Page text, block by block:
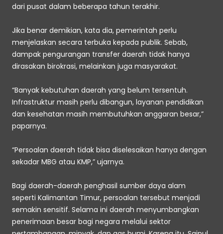
dari pusat dalam beberapa tahun terakhir.
Jika benar demikian, kata dia, pemerintah perlu
menjelaskan secara terbuka kepada publik. Sebab,
dampak pengurangan transfer daerah tidak hanya
dirasakan birokrasi, melainkan juga masyarakat.
“Banyak kebutuhan daerah yang belum tersentuh.
Infrastruktur masih perlu dibangun, layanan pendidikan
dan kesehatan masih membutuhkan anggaran besar,”
paparnya.
“Persoalan daerah tidak bisa diselesaikan hanya dengan
sekadar MBG atau KMP,” ujarnya.
Bagi daerah-daerah penghasil sumber daya alam
seperti Kalimantan Timur, persoalan tersebut menjadi
semakin sensitif. Selama ini daerah menyumbangkan
penerimaan besar bagi negara melalui sektor